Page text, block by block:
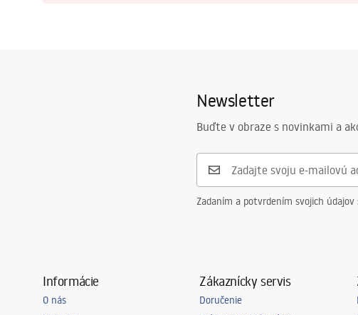
Newsletter
Buďte v obraze s novinkami a
Zadaním a potvrdením svojich
Informácie
O nás
Zákaznícky servis
Doručenie